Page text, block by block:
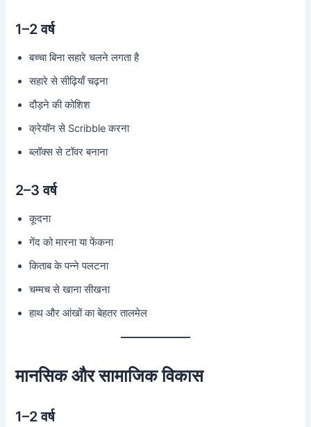
1–2 वर्ष
बच्चा बिना सहारे चलने लगता है
सहारे से सीढ़ियाँ चढ़ना
दौड़ने की कोशिश
क्रेयॉन से Scribble करना
ब्लॉक्स से टॉवर बनाना
2–3 वर्ष
कूदना
गेंद को मारना या फेंकना
किताब के पन्ने पलटना
चम्मच से खाना सीखना
हाथ और आंखों का बेहतर तालमेल
मानसिक और सामाजिक विकास
1–2 वर्ष